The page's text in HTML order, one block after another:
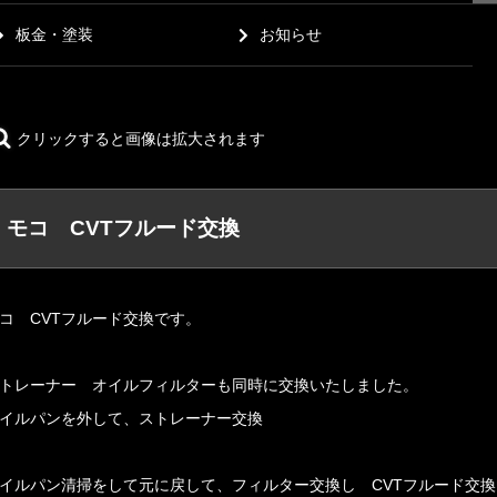
板金・塗装 お知らせ
クリックすると画像は拡大されます
モコ CVTフルード交換
CVTフルード交換です。
レーナー オイルフィルターも同時に交換いたしました。
ルパンを外して、ストレーナー交換
ルパン清掃をして元に戻して、フィルター交換し CVTフルード交換